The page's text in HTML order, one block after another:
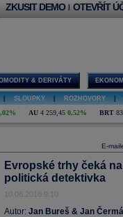
ZKUSIT DEMO | OTEVŘÍT
& DERIVÁTY
SLOUPKY ROZHOVORY
AU 4 259,45 0,52% BRT
E-
Evropské trhy čeká
politická detektivka
10.06.2016 9:10
Autor: Jan Bureš & Jan